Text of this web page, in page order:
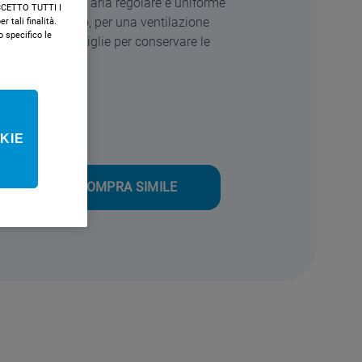
per una ventilazione
porta-bottiglie per conservare le
COMPRA SIMILE
TUTTI I
tali finalità.
specifico le